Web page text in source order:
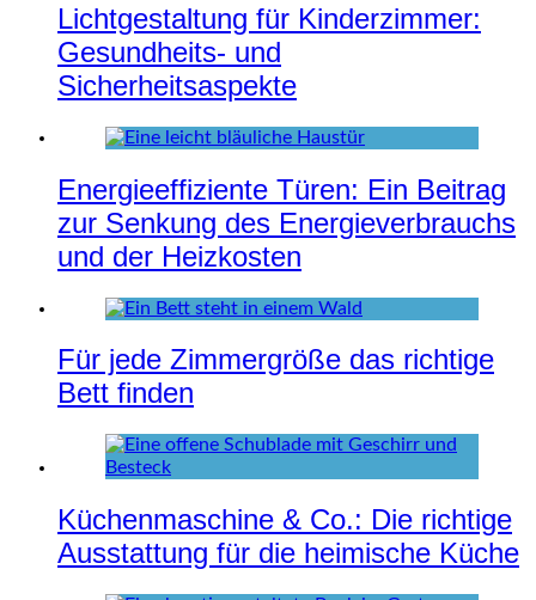
Lichtgestaltung für Kinderzimmer:
Gesundheits- und
Sicherheitsaspekte
Energieeffiziente Türen: Ein Beitrag
zur Senkung des Energieverbrauchs
und der Heizkosten
Für jede Zimmergröße das richtige
Bett finden
Küchenmaschine & Co.: Die richtige
Ausstattung für die heimische Küche